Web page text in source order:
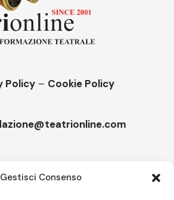
Gestisci Consenso
Policy – Cookie Policy
teatro di strada a Roana